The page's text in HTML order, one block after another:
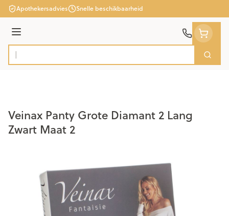
Ga naar de inhoud
Apothekersadvies Snelle beschikbaarheid
Menu
Product, merk, categorie...
Zoek
Veinax Panty Grote Diamant 2 Lang
Zwart Maat 2